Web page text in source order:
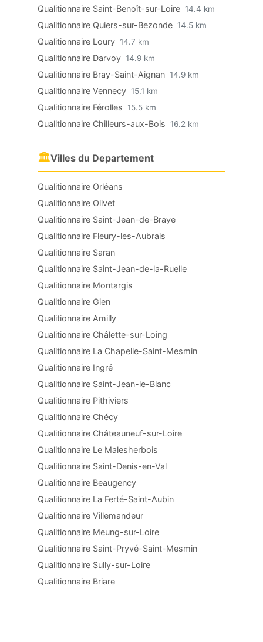
Qualitionnaire Saint-Benoît-sur-Loire 14.4 km
Qualitionnaire Quiers-sur-Bezonde 14.5 km
Qualitionnaire Loury 14.7 km
Qualitionnaire Darvoy 14.9 km
Qualitionnaire Bray-Saint-Aignan 14.9 km
Qualitionnaire Vennecy 15.1 km
Qualitionnaire Férolles 15.5 km
Qualitionnaire Chilleurs-aux-Bois 16.2 km
🏛Villes du Departement
Qualitionnaire Orléans
Qualitionnaire Olivet
Qualitionnaire Saint-Jean-de-Braye
Qualitionnaire Fleury-les-Aubrais
Qualitionnaire Saran
Qualitionnaire Saint-Jean-de-la-Ruelle
Qualitionnaire Montargis
Qualitionnaire Gien
Qualitionnaire Amilly
Qualitionnaire Châlette-sur-Loing
Qualitionnaire La Chapelle-Saint-Mesmin
Qualitionnaire Ingré
Qualitionnaire Saint-Jean-le-Blanc
Qualitionnaire Pithiviers
Qualitionnaire Chécy
Qualitionnaire Châteauneuf-sur-Loire
Qualitionnaire Le Malesherbois
Qualitionnaire Saint-Denis-en-Val
Qualitionnaire Beaugency
Qualitionnaire La Ferté-Saint-Aubin
Qualitionnaire Villemandeur
Qualitionnaire Meung-sur-Loire
Qualitionnaire Saint-Pryvé-Saint-Mesmin
Qualitionnaire Sully-sur-Loire
Qualitionnaire Briare